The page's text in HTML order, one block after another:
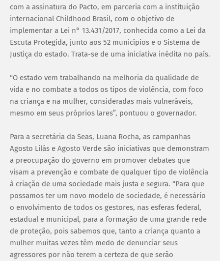
com a assinatura do Pacto, em parceria com a instituição
internacional Childhood Brasil, com o objetivo de
implementar a Lei n° 13.431/2017, conhecida como a Lei da
Escuta Protegida, junto aos 52 municípios e o Sistema de
Justiça do estado. Trata-se de uma iniciativa inédita no país.
“O estado vem trabalhando na melhoria da qualidade de
vida e no combate a todos os tipos de violência, com foco
na criança e na mulher, consideradas mais vulneráveis,
mesmo em seus próprios lares”, pontuou o governador.
Para a secretária da Seas, Luana Rocha, as campanhas
Agosto Lilás e Agosto Verde são iniciativas que demonstram
a preocupação do governo em promover debates que
visam a prevenção e combate de qualquer tipo de violência
à criação de uma sociedade mais justa e segura. “Para que
possamos ter um novo modelo de sociedade, é necessário
o envolvimento de todos os gestores, nas esferas federal,
estadual e municipal, para a formação de uma grande rede
de proteção, pois sabemos que, tanto a criança quanto a
mulher muitas vezes têm medo de denunciar seus
agressores por não terem a certeza de que serão